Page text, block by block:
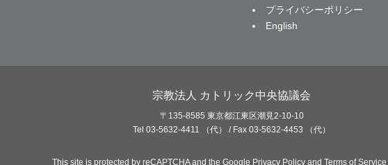
プライバシーポリシー
English
宗教法人 カトリック中央協議会
〒135-8585 東京都江東区潮見2-10-10
Tel 03-5632-4411 （代） / Fax 03-5632-4453 （代）
This site is protected by reCAPTCHA and the Google Privacy Policy and Terms of Service